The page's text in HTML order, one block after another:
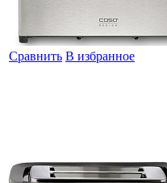
Сравнить В избранное